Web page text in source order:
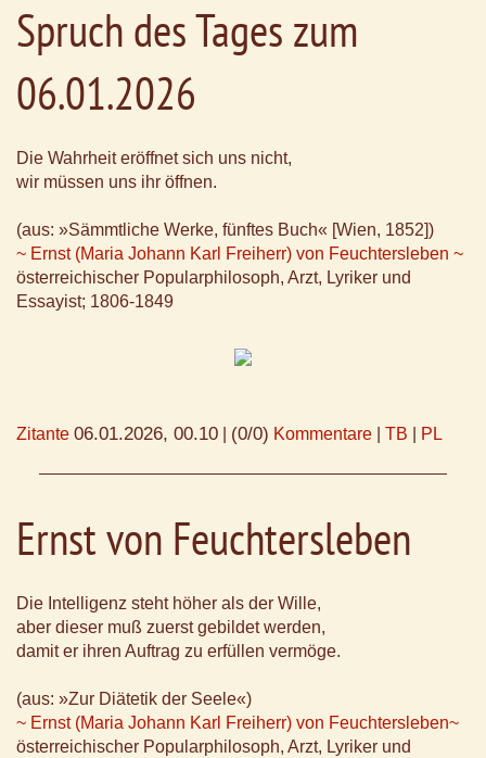
Spruch des Tages zum
06.01.2026
Die Wahrheit eröffnet sich uns nicht,
wir müssen uns ihr öffnen.
(aus: »Sämmtliche Werke, fünftes Buch« [Wien, 1852])
~ Ernst (Maria Johann Karl Freiherr) von Feuchtersleben ~
österreichischer Popularphilosoph, Arzt, Lyriker und
Essayist; 1806-1849
Zitante 06.01.2026, 00.10 (0/0) Kommentare TB PL
Ernst von Feuchtersleben
Die Intelligenz steht höher als der Wille,
aber dieser muß zuerst gebildet werden,
damit er ihren Auftrag zu erfüllen vermöge.
(aus: »Zur Diätetik der Seele«)
~ Ernst (Maria Johann Karl Freiherr) von Feuchtersleben~
österreichischer Popularphilosoph, Arzt, Lyriker und